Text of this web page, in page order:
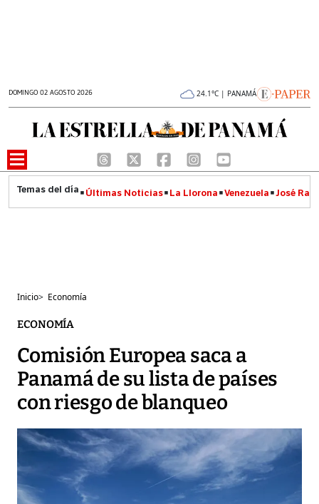
DOMINGO 02 AGOSTO 2026 24.1°C | PANAMÁ
Últimas Noticias La Llorona Venezuela José
Inicio> Economía
ECONOMÍA
Comisión Europea saca a
Panamá de su lista de países
con riesgo de blanqueo